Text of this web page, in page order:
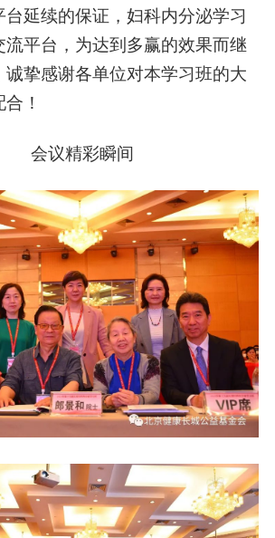
延续的保证，妇科内分泌学习
流平台，为达到多赢的效果而继
诚挚感谢各单位对本学习班的大
！
会议精彩瞬间